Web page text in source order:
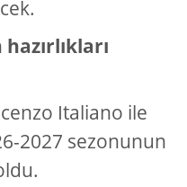
Italiano ile
2027 sezonunun